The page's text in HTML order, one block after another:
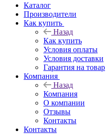
Каталог
Производители
Как купить
Назад
Как купить
Условия оплаты
Условия доставки
Гарантия на товар
Компания
Назад
Компания
О компании
Отзывы
Контакты
Контакты